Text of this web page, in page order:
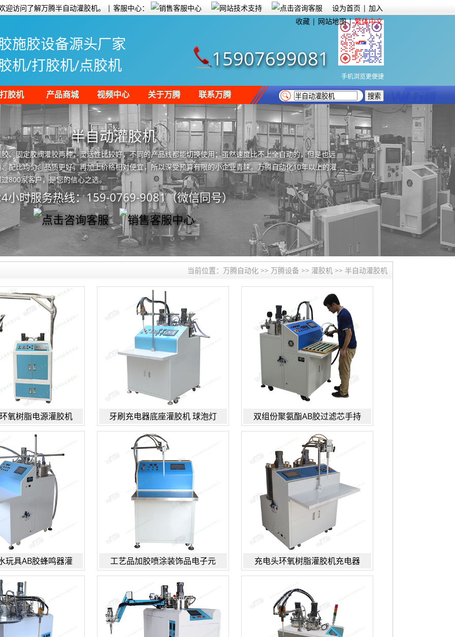
迎访问了解万腾半自动灌胶机。 | 客服中心： 设为首页 | 加入
收藏 | 网站地图|繁体中文
15907699081
手机浏览更便捷
施胶设备源头厂家
机/打胶机/点胶机
打胶机 产品商城 视频中心 关于万腾 联系万腾
半自动灌胶机
、固定胶阀灌胶两种，灵活性比较好，不同的产品线都能切换使用；虽然速度比不上全自动的，但是也远
配比均匀、品质更好，再加上价格相对便宜，所以深受预算有限的小企业青睐。万腾自动化10年以上的灌
800家客户，是您的信心之选。
小时服务热线：159-0769-9081（微信同号）
当前位置： 万腾自动化 >> 万腾设备 >> 灌胶机 >> 半自动灌胶机
氧树脂电源灌胶机 牙刷充电器底座灌胶机 球泡灯 双组份聚氨酯AB胶过滤芯手持
玩具AB胶蜂鸣器灌 工艺品加胶喷涂装饰品电子元 充电头环氧树脂灌胶机充电器